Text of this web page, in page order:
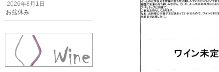
2026年8月1日
お盆休み